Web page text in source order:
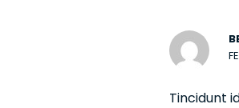
Tincidunt